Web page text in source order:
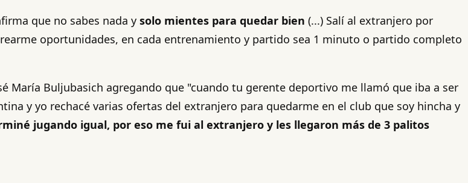
que no sabes nada y solo mientes para quedar bien (...) Salí al extranjero por
oportunidades, en cada entrenamiento y partido sea 1 minuto o partido completo
María Buljubasich agregando que "cuando tu gerente deportivo me llamó que iba a ser
y yo rechacé varias ofertas del extranjero para quedarme en el club que soy hincha y
jugando igual, por eso me fui al extranjero y les llegaron más de 3 palitos